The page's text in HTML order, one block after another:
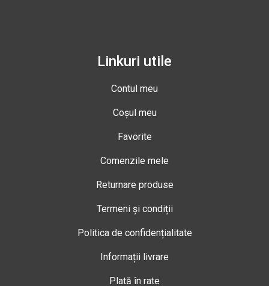
Linkuri utile
Contul meu
Coșul meu
Favorite
Comenzile mele
Returnare produse
Termeni și condiții
Politica de confidențialitate
Informații livrare
Plată în rate